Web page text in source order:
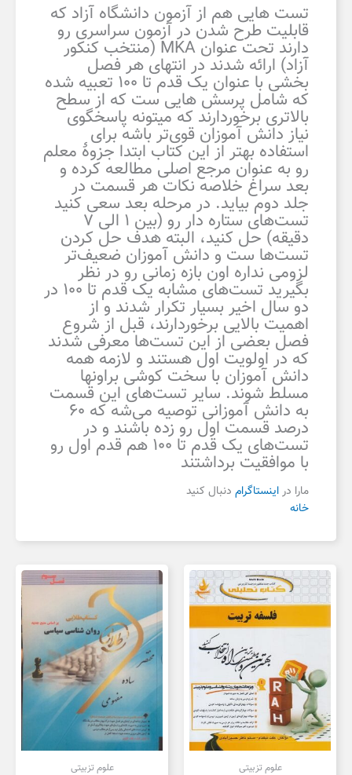
تست هایی هم از آزمون دانشگاه آزاد که
قابلیت طرح شدن در آزمون سراسری رو
دارند تحت عنوان MKA (منتخب کنکور
آزاد) ارائه شدند در انتهای هر فصل
بخشی با عنوان یک قدم تا ۱۰۰ تعبیه شده
که شامل پرسش هایی ست که از سطح
بالاتری برخوردارند که میتونه پاسخگوی
نیاز دانش آموزان قوی‌تر باشه برای
استفاده بهتر از این کتاب ابتدا جزوهٔ معلم
رو به عنوان مرجع اصلی مطالعه کرده و
بعد سراغ خلاصه نکات هر قسمت در
جلد دوم بیاید. در مرحله بعد سعی کنید
تست‌های ستاره دار رو (بین ۱ الی ۷
دقیقه) حل کنید، البته هدف حل کردن
تست‌ها ست و دانش آموزان ضعیف‌تر
لزومی نداره اون بازه زمانی رو در نظر
بگیرید تست‌های مشابه یک قدم تا ۱۰۰ در
دو سال اخیر بسیار تکرار شدند و از
اهمیت بالایی برخوردارند، قبل از شروع
فصل بعضی از این تست‌ها معرفی شدند
که در اولویت اول هستند و لازمه همه
دانش آموزان با سخت کوشی براونها
مسلط شوند. سایر تست‌های این قسمت
به دانش آموزانی توصیه می‌شه که ۶۰
درصد قسمت اول رو زده باشند و در
تست‌های یک قدم تا ۱۰۰ هم قدم اول رو
با موافقیت برداشتند
مارا در اینستاگرام دنبال کنید
خانه
علوم تزبیتی علوم تزبیتی